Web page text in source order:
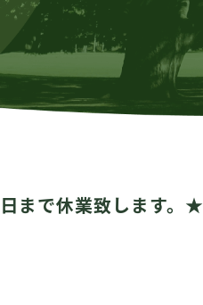
まで休業致します。★